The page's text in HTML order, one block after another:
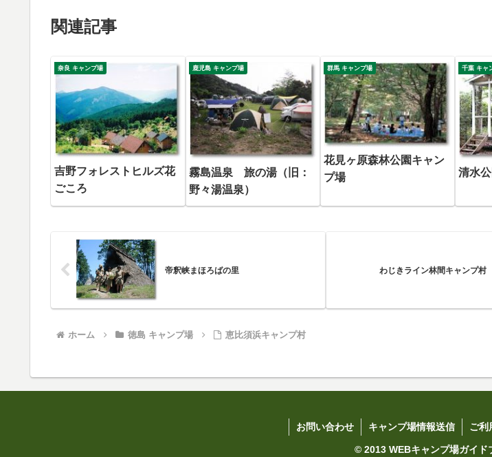
関連記事
奈良 キャンプ場
吉野フォレストヒルズ花
ごころ
鹿児島 キャンプ場
霧島温泉 旅の湯（旧：
野々湯温泉）
群馬 キャンプ場
花見ヶ原森林公園キャン
プ場
千葉 キャ
清水
帝釈峡まほろばの里 わじきライン林間キャンプ村
ホーム 徳島 キャンプ場 恵比須浜キャンプ村
お問い合わせ キャンプ場情報送信 ご利
© 2013 WEBキャンプ場ガイド